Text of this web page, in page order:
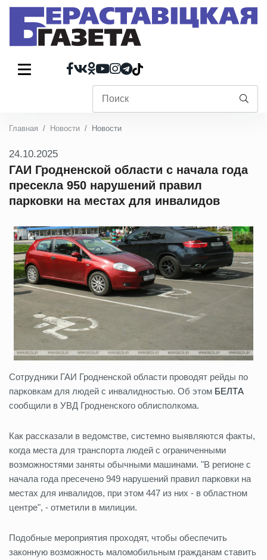
Главная Новости Новости
24.10.2025
ГАИ Гродненской области с начала года
пресекла 950 нарушений правил
парковки на местах для инвалидов
Сотрудники ГАИ Гродненской области проводят рейды по
парковкам для людей с инвалидностью. Об этом БЕЛТА
сообщили в УВД Гродненского облисполкома.
Как рассказали в ведомстве, системно выявляются факты,
когда места для транспорта людей с ограниченными
возможностями заняты обычными машинами. "В регионе с
начала года пресечено 949 нарушений правил парковки на
местах для инвалидов, при этом 447 из них - в областном
центре", - отметили в милиции.
Подобные мероприятия проходят, чтобы обеспечить
законную возможность маломобильным гражданам ставить